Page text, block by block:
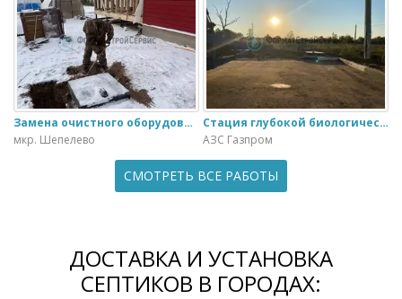
Замена очистного оборудования Дека - 3 на ЭкоГранд - 6
мкр. Шепелево
Стация глубокой биологической очистки ЕвроЛос- 20
АЗС Газпром
СМОТРЕТЬ ВСЕ РАБОТЫ
ДОСТАВКА И УСТАНОВКА
СЕПТИКОВ В ГОРОДАХ: